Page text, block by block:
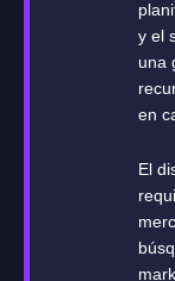
y el
una
en
El